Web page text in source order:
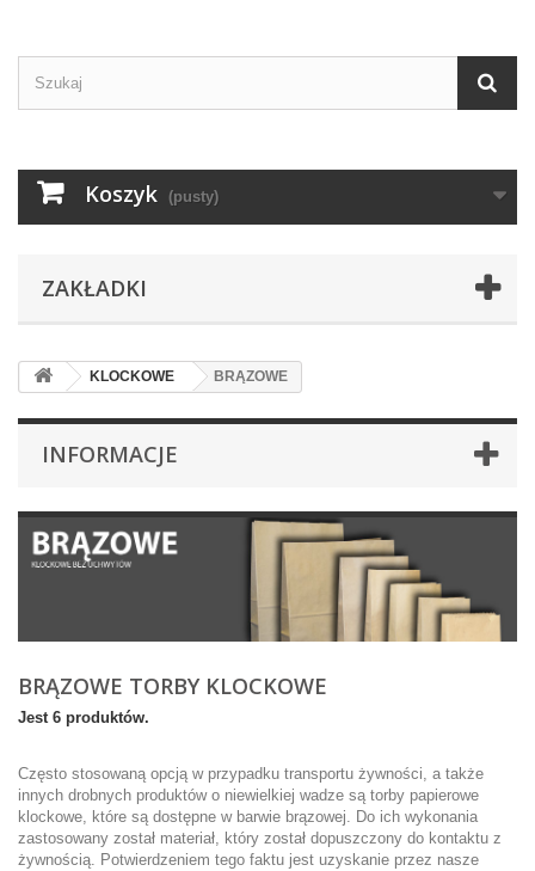
Koszyk (pusty)
ZAKŁADKI
KLOCKOWE BRĄZOWE
INFORMACJE
BRĄZOWE TORBY KLOCKOWE
Jest 6 produktów.
Często stosowaną opcją w przypadku transportu żywności, a także
innych drobnych produktów o niewielkiej wadze są torby papierowe
klockowe, które są dostępne w barwie brązowej. Do ich wykonania
zastosowany został materiał, który został dopuszczony do kontaktu z
żywnością. Potwierdzeniem tego faktu jest uzyskanie przez nasze